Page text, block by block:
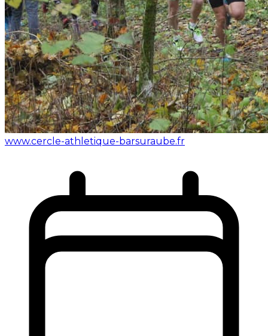
www.cercle-athletique-barsuraube.fr